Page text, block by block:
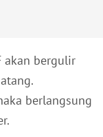
akan bergulir
berlangsung